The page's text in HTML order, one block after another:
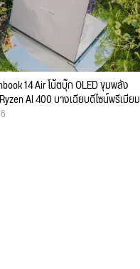
14 Air โน้ตบุ๊ก OLED ขุมพลัง
AI 400 บางเฉียบดีไซน์พรีเมียม